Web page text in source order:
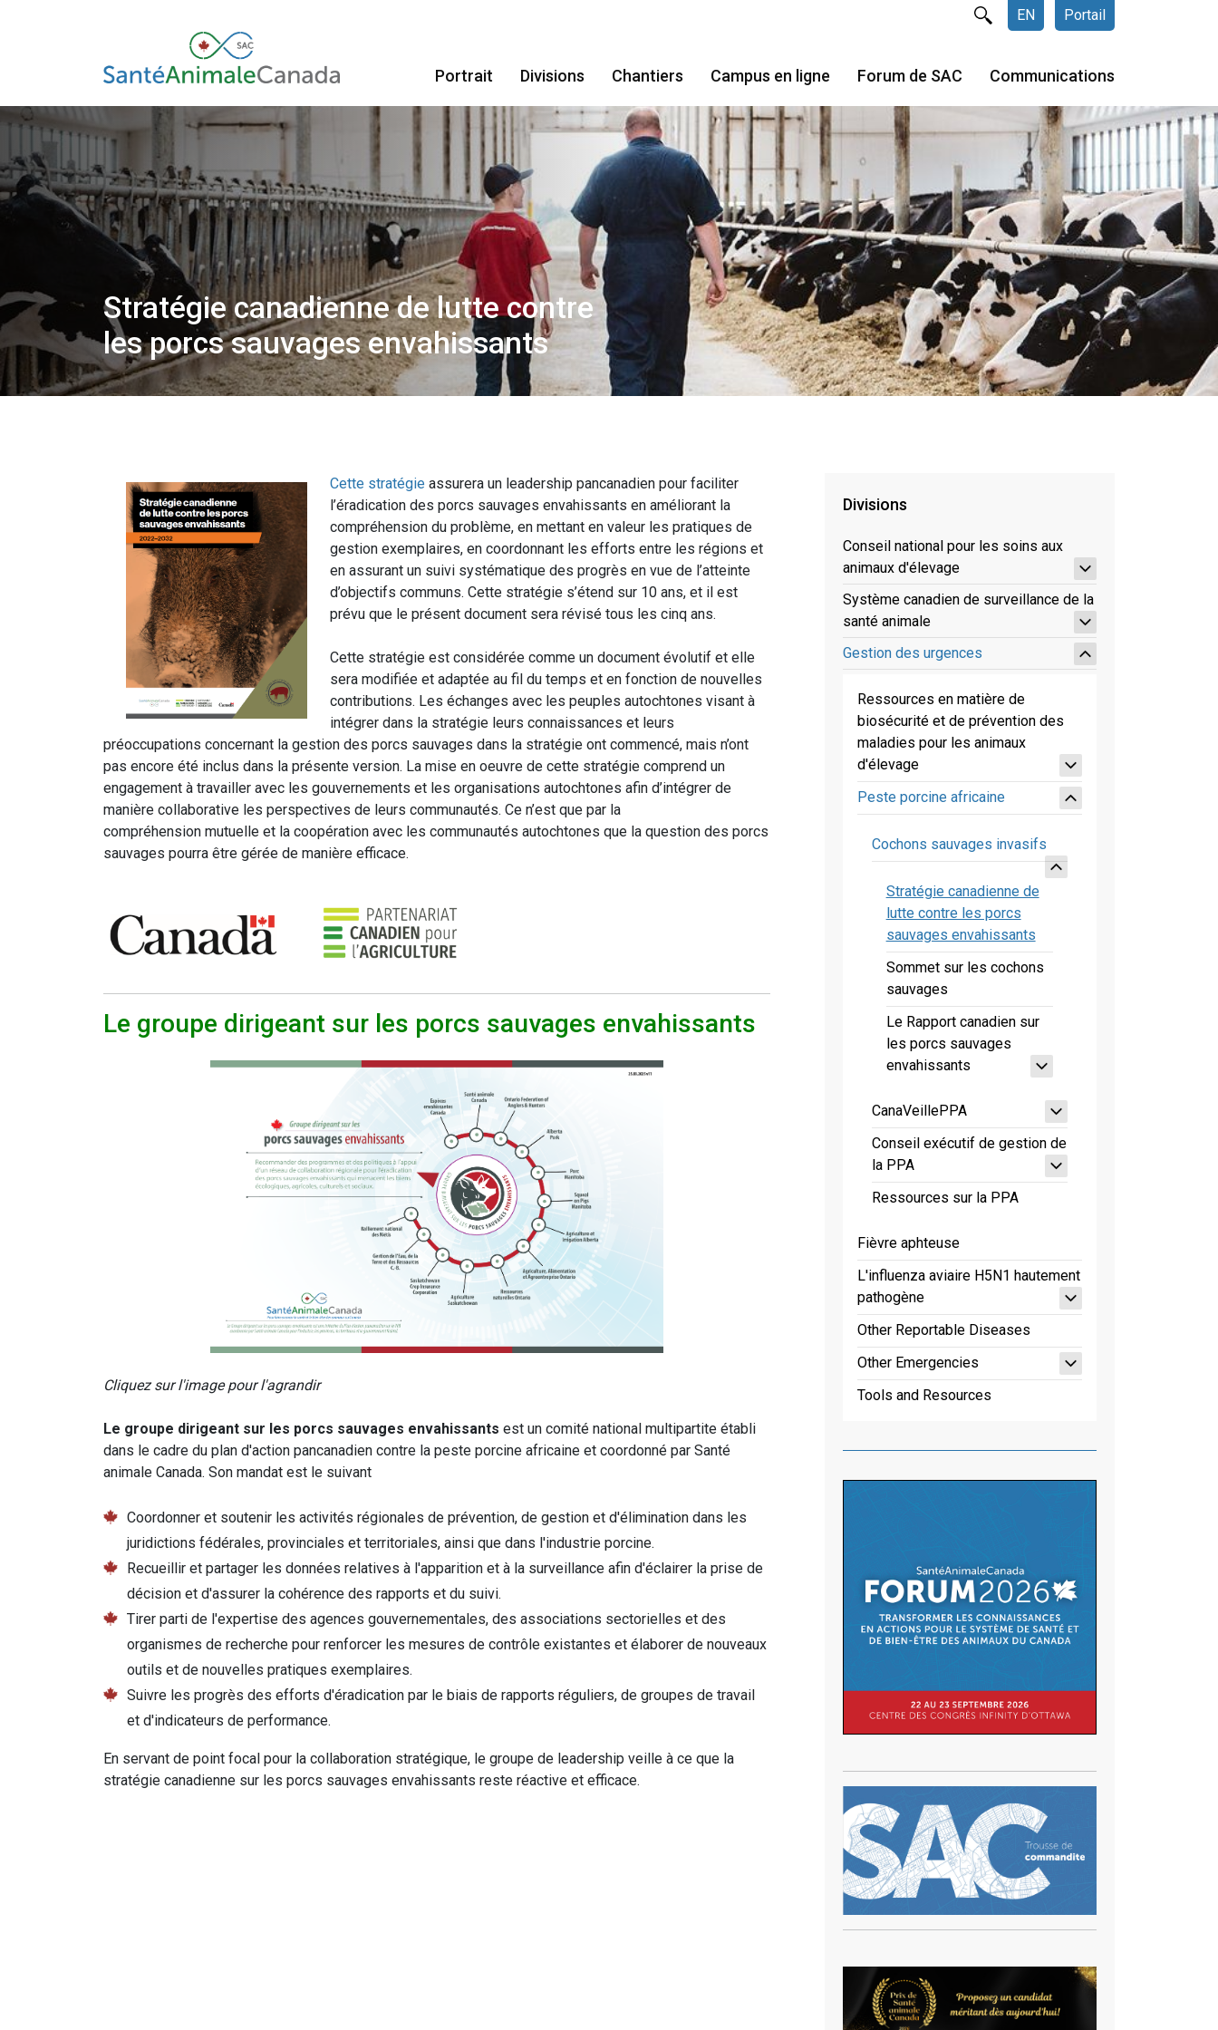
EN Portail
Portrait Divisions Chantiers Campus en ligne Forum de SAC Communications
Stratégie canadienne de lutte contre
les porcs sauvages envahissants
Cette stratégie assurera un leadership pancanadien pour faciliter
l’éradication des porcs sauvages envahissants en améliorant la
compréhension du problème, en mettant en valeur les pratiques de
gestion exemplaires, en coordonnant les efforts entre les régions et
en assurant un suivi systématique des progrès en vue de l’atteinte
d’objectifs communs. Cette stratégie s’étend sur 10 ans, et il est
prévu que le présent document sera révisé tous les cinq ans.
Cette stratégie est considérée comme un document évolutif et elle
sera modifiée et adaptée au fil du temps et en fonction de nouvelles
contributions. Les échanges avec les peuples autochtones visant à
intégrer dans la stratégie leurs connaissances et leurs
préoccupations concernant la gestion des porcs sauvages dans la stratégie ont commencé, mais n’ont
pas encore été inclus dans la présente version. La mise en oeuvre de cette stratégie comprend un
engagement à travailler avec les gouvernements et les organisations autochtones afin d’intégrer de
manière collaborative les perspectives de leurs communautés. Ce n’est que par la
compréhension mutuelle et la coopération avec les communautés autochtones que la question des porcs
sauvages pourra être gérée de manière efficace.
Le groupe dirigeant sur les porcs sauvages envahissants
Cliquez sur l'image pour l'agrandir
Le groupe dirigeant sur les porcs sauvages envahissants est un comité national multipartite établi
dans le cadre du plan d'action pancanadien contre la peste porcine africaine et coordonné par Santé
animale Canada. Son mandat est le suivant
Coordonner et soutenir les activités régionales de prévention, de gestion et d'élimination dans les
juridictions fédérales, provinciales et territoriales, ainsi que dans l'industrie porcine.
Recueillir et partager les données relatives à l'apparition et à la surveillance afin d'éclairer la prise de
décision et d'assurer la cohérence des rapports et du suivi.
Tirer parti de l'expertise des agences gouvernementales, des associations sectorielles et des
organismes de recherche pour renforcer les mesures de contrôle existantes et élaborer de nouveaux
outils et de nouvelles pratiques exemplaires.
Suivre les progrès des efforts d'éradication par le biais de rapports réguliers, de groupes de travail
et d'indicateurs de performance.
En servant de point focal pour la collaboration stratégique, le groupe de leadership veille à ce que la
stratégie canadienne sur les porcs sauvages envahissants reste réactive et efficace.
Divisions
Conseil national pour les soins aux
animaux d'élevage
Système canadien de surveillance de la
santé animale
Gestion des urgences
Ressources en matière de
biosécurité et de prévention des
maladies pour les animaux
d'élevage
Peste porcine africaine
Cochons sauvages invasifs
Stratégie canadienne de
lutte contre les porcs
sauvages envahissants
Sommet sur les cochons
sauvages
Le Rapport canadien sur
les porcs sauvages
envahissants
CanaVeillePPA
Conseil exécutif de gestion de
la PPA
Ressources sur la PPA
Fièvre aphteuse
L'influenza aviaire H5N1 hautement
pathogène
Other Reportable Diseases
Other Emergencies
Tools and Resources